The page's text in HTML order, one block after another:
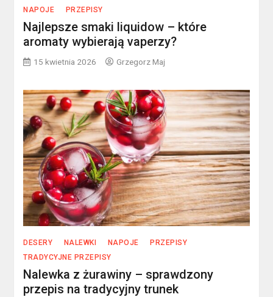
NAPOJE PRZEPISY
Najlepsze smaki liquidow – które
aromaty wybierają vaperzy?
15 kwietnia 2026 Grzegorz Maj
DESERY NALEWKI NAPOJE
PRZEPISY
TRADYCYJNE PRZEPISY
Nalewka z żurawiny – sprawdzony
przepis na tradycyjny trunek